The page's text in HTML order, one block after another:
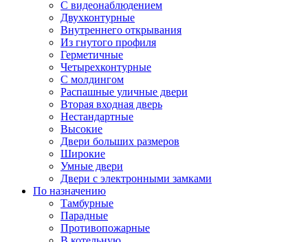
С видеонаблюдением
Двухконтурные
Внутреннего открывания
Из гнутого профиля
Герметичные
Четырехконтурные
С молдингом
Распашные уличные двери
Вторая входная дверь
Нестандартные
Высокие
Двери больших размеров
Широкие
Умные двери
Двери с электронными замками
По назначению
Тамбурные
Парадные
Противопожарные